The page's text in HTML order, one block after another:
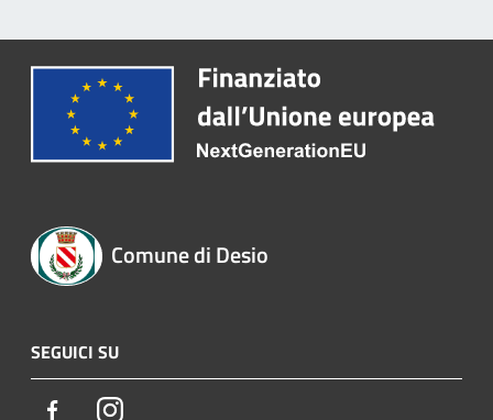
Comune di Desio
SEGUICI SU
FacebookInstagram